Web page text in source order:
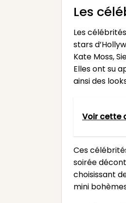
Les
Les
stars
Kate Moss,
Elles ont su
ainsi des
Voir cette
Ces
soirée
choisissant
mini